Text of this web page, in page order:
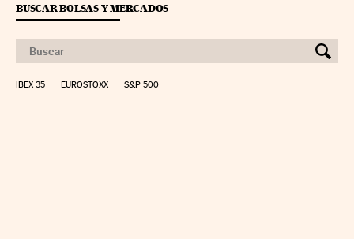
BUSCAR BOLSAS Y MERCADOS
IBEX 35 EUROSTOXX S&P 500